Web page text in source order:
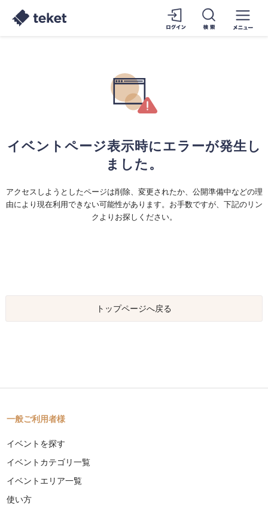
イベントページ表示時にエラーが発生し
ました。
アクセスしようとしたページは削除、変更されたか、公開準備中などの理
由により現在利用できない可能性があります。お手数ですが、下記のリン
クよりお探しください。
トップページへ戻る
一般ご利用者様
イベントを探す
イベントカテゴリ一覧
イベントエリア一覧
使い方